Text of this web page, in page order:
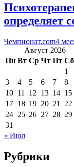
определяет
Чемпионат.com4
Август 2026
Пн Вт Ср Чт Пт Сб
1
3
4 5 6 7 8
10 11 12 13 14 15
17 18 19 20 21 22
24 25 26 27 28 29
31
« Июл
Рубрики